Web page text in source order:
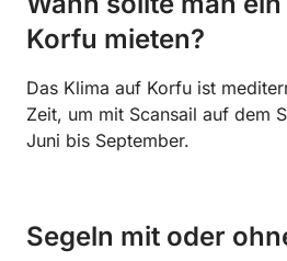
Korfu mieten?
Das Klima auf Korfu ist
Zeit, um mit Scansail auf dem
Juni bis September.
Segeln mit oder